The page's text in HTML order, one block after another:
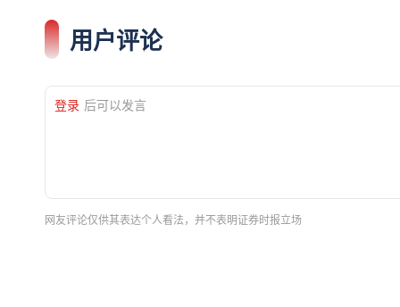
用户评论
登录 后可以发言
网友评论仅供其表达个人看法，并不表明证券时报立场